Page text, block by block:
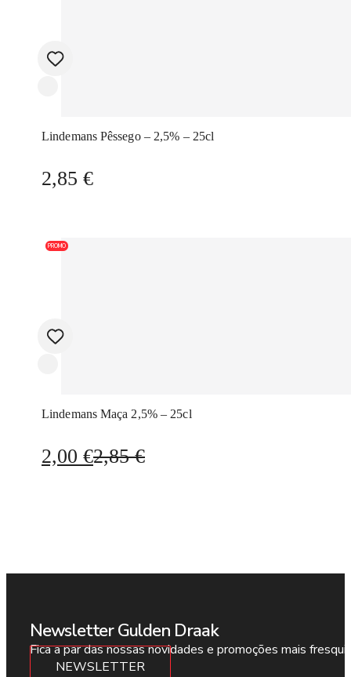
Lindemans Pêssego – 2,5% – 25cl
2,85 €
PROMO
Lindemans Maça 2,5% – 25cl
2,85€
O
2,00 €
O
Newsletter Gulden Draak
Fica a par das nossas novidades e promoções mais
NEWSLETTER